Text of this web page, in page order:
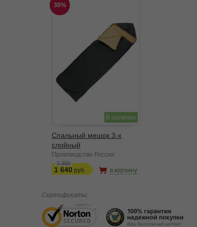
30%
В наличии
Спальный мешок 3-х
слойный
Производство Россия
2 350
1 640 в корзину
Сертификаты: